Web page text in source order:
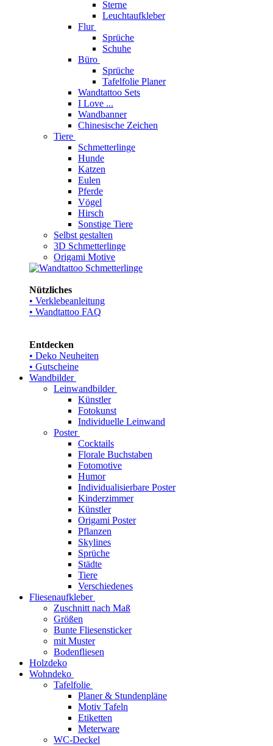
Sterne
Leuchtaufkleber
Flur
Sprüche
Schuhe
Büro
Sprüche
Tafelfolie Planer
Wandtattoo Sets
I Love ...
Wandbanner
Chinesische Zeichen
Tiere
Schmetterlinge
Hunde
Katzen
Eulen
Pferde
Vögel
Hirsch
Sonstige Tiere
Selbst gestalten
3D Schmetterlinge
Origami Motive
Nützliches
• Verklebeanleitung
• Wandtattoo FAQ
Entdecken
• Deko Neuheiten
• Gutscheine
Wandbilder
Leinwandbilder
Künstler
Fotokunst
Individuelle Leinwand
Poster
Cocktails
Florale Buchstaben
Fotomotive
Humor
Individualisierbare Poster
Kinderzimmer
Künstler
Origami Poster
Pflanzen
Skylines
Sprüche
Städte
Tiere
Verschiedenes
Fliesenaufkleber
Zuschnitt nach Maß
Größen
Bunte Fliesensticker
mit Muster
Bodenfliesen
Holzdeko
Wohndeko
Tafelfolie
Planer & Stundenpläne
Motiv Tafeln
Etiketten
Meterware
WC-Deckel